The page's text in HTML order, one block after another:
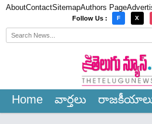
AboutContactSitemapAuthors Page
Follow Us : F X
Home వార్త‌లు